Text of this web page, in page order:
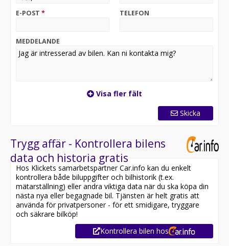
E-POST * TELEFON
MEDDELANDE
Visa fler fält
Skicka
Trygg affär - Kontrollera bilens
data och historia gratis
Hos Klickets samarbetspartner Car.info kan du enkelt
kontrollera både biluppgifter och bilhistorik (t.ex.
mätarställning) eller andra viktiga data när du ska köpa din
nästa nya eller begagnade bil. Tjänsten är helt gratis att
använda för privatpersoner - för ett smidigare, tryggare
och säkrare bilköp!
Kontrollera bilen hos